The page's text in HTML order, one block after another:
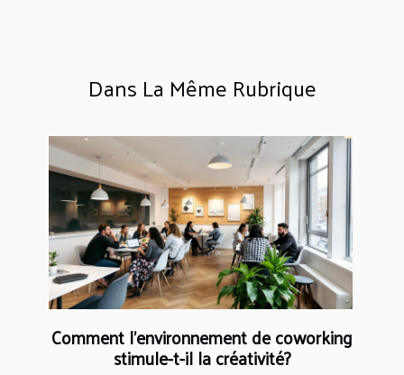
Dans La Même Rubrique
Comment l'environnement de coworking
stimule-t-il la créativité?